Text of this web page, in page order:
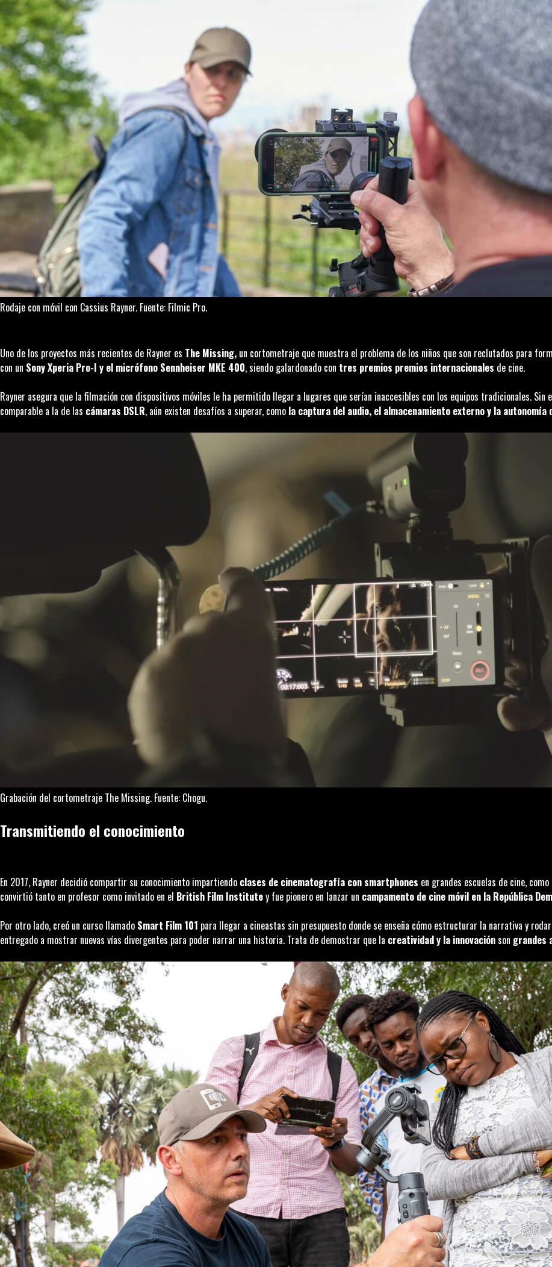
Rodaje con móvil con Cassius Rayner. Fuente: Filmic Pro.
Uno de los proyectos más recientes de Rayner es The Missing, un cortometraje que muestra el problema de los niños que son reclutados para
con un Sony Xperia Pro-I y el micrófono Sennheiser MKE 400, siendo galardonado con tres premios premios internacionales de cine.
Rayner asegura que la filmación con dispositivos móviles le ha permitido llegar a lugares que serían inaccesibles con los equipos tradicionales. Sin
comparable a la de las cámaras DSLR, aún existen desafíos a superar, como la captura del audio, el almacenamiento externo y la autonomía
Grabación del cortometraje The Missing. Fuente: Chogu.
Transmitiendo el conocimiento
En 2017, Rayner decidió compartir su conocimiento impartiendo clases de cinematografía con smartphones en grandes escuelas de cine, como
convirtió tanto en profesor como invitado en el British Film Institutey fue pionero en lanzar un campamento de cine móvil en la República
Por otro lado, creó un curso llamado Smart Film 101 para llegar a cineastas sin presupuesto donde se enseña cómo estructurar la narrativa y
entregado a mostrar nuevas vías divergentes para poder narrar una historia. Trata de demostrar que la creatividad y la innovaciónson grandes